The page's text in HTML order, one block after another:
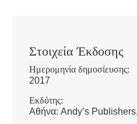
Στοιχεία Έκδοσης
Ημερομηνία δημοσίευσης:
2017
Εκδότης:
Αθήνα: Andy’s